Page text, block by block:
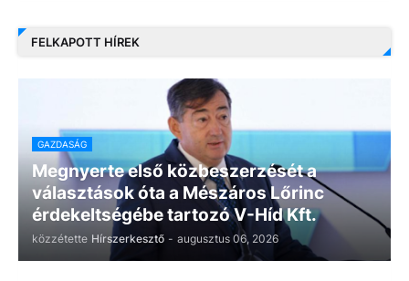
FELKAPOTT HÍREK
GAZDASÁG
Megnyerte első közbeszerzését a
választások óta a Mészáros Lőrinc
érdekeltségébe tartozó V-Híd Kft.
közzétette Hírszerkesztő - augusztus 06, 2026